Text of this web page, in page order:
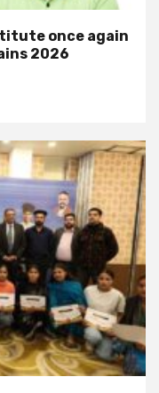
once again
2026